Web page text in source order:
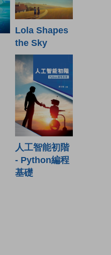
Lola Shapes
the Sky
人工智能初階
- Python編程
基礎